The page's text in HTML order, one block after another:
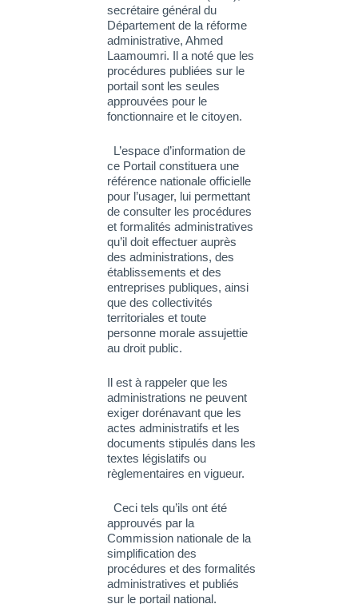
secrétaire général du
Département de la réforme
administrative, Ahmed
Laamoumri. Il a noté que les
procédures publiées sur le
portail sont les seules
approuvées pour le
fonctionnaire et le citoyen.
L’espace d’information de
ce Portail constituera une
référence nationale officielle
pour l’usager, lui permettant
de consulter les procédures
et formalités administratives
qu’il doit effectuer auprès
des administrations, des
établissements et des
entreprises publiques, ainsi
que des collectivités
territoriales et toute
personne morale assujettie
au droit public.
Il est à rappeler que les
administrations ne peuvent
exiger dorénavant que les
actes administratifs et les
documents stipulés dans les
textes législatifs ou
règlementaires en vigueur.
Ceci tels qu’ils ont été
approuvés par la
Commission nationale de la
simplification des
procédures et des formalités
administratives et publiés
sur le portail national.